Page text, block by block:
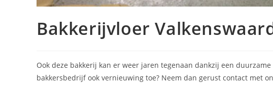
Bakkerijvloer
Ook deze bakkerij kan er weer jaren tegenaan dankzij een
bakkersbedrijf ook vernieuwing toe? Neem dan gerust contact met